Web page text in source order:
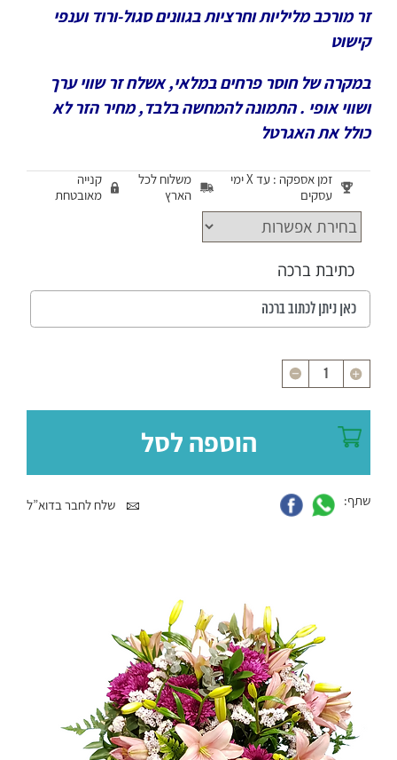
זר מורכב מליליות וחרציות בגוונים סגול-ורוד וענפי
קישוט
במקרה של חוסר פרחים במלאי, אשלח זר שווי ערך
ושווי אופי . התמונה להמחשה בלבד, מחיר הזר לא
כולל את האגרטל
זמן אספקה : עד X ימי
עסקים
משלוח לכל
הארץ
קנייה
מאובטחת
כתיבת ברכה
כמות
הוספה לסל
שתף: שלח לחבר בדוא”ל